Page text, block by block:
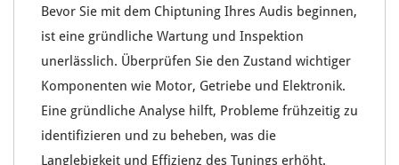
Bevor Sie mit dem Chiptuning Ihres Audis beginnen,
ist eine gründliche Wartung und Inspektion
unerlässlich. Überprüfen Sie den Zustand wichtiger
Komponenten wie Motor, Getriebe und Elektronik.
Eine gründliche Analyse hilft, Probleme frühzeitig zu
identifizieren und zu beheben, was die
Langlebigkeit und Effizienz des Tunings erhöht.